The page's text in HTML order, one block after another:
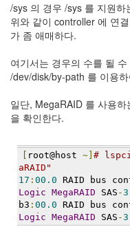
/sys 의 경우 /sys 를 지원
위와 같이 controller 에 연
가 좀 애매하다.
여기서는 경우의 수를 될
/dev/disk/by-path 를 이용
일단, MegaRAID 를 사용
을 확인한다.
root@host ~] #
aRAID"
17 : 00.0 RAID bus
Logic MegaRAID SAS -3
b3 : 00.0 RAID bus
Logic MegaRAID SAS -3
리
눅
스
프
로
래
밍
Mozilla
23
Tip
&
Trick
18